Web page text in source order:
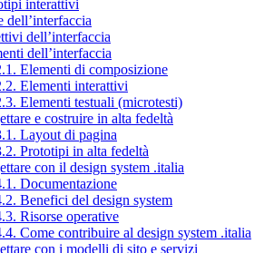
interattivi
dell’interfaccia
dell’interfaccia
dell’interfaccia
Elementi di composizione
Elementi interattivi
Elementi testuali (microtesti)
e costruire in alta fedeltà
Layout di pagina
Prototipi in alta fedeltà
con il design system .italia
Documentazione
Benefici del design system
Risorse operative
Come contribuire al design system .italia
con i modelli di sito e servizi